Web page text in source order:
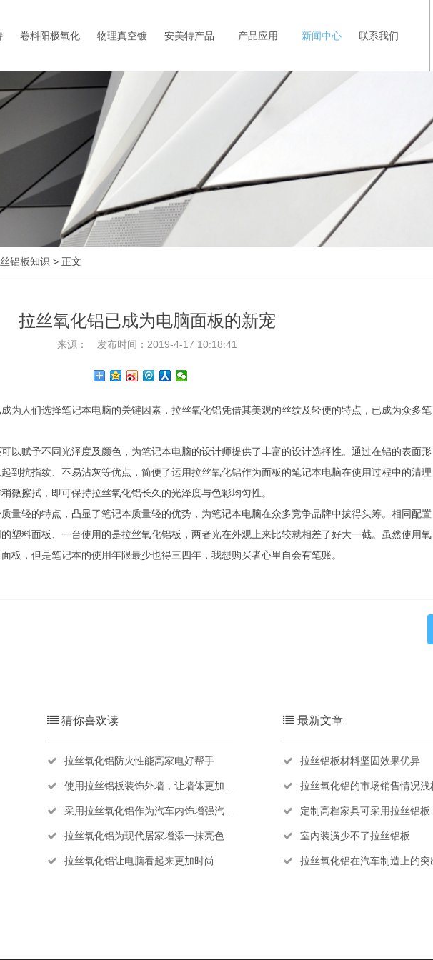
卷料阳极氧化 物理真空镀 安美特产品 产品应用 新闻中心 联系我们
铝板知识 > 正文
拉丝氧化铝已成为电脑面板的新宠
来源： 发布时间：2019-4-17 10:18:41
为人们选择笔记本电脑的关键因素，拉丝氧化铝凭借其美观的丝纹及轻便的特点，已成为众多笔
以赋予不同光泽度及颜色，为笔记本电脑的设计师提供了丰富的设计选择性。通过在铝的表面形
到抗指纹、不易沾灰等优点，简便了运用拉丝氧化铝作为面板的笔记本电脑在使用过程中的清理
微擦拭，即可保持拉丝氧化铝长久的光泽度与色彩均匀性。
量轻的特点，凸显了笔记本质量轻的优势，为笔记本电脑在众多竞争品牌中拔得头筹。相同配置
塑料面板、一台使用的是拉丝氧化铝板，两者光在外观上来比较就相差了好大一截。虽然使用氧
板，但是笔记本的使用年限最少也得三四年，我想购买者心里自会有笔账。
猜你喜欢读
拉丝氧化铝防火性能高家电好帮手
使用拉丝铝板装饰外墙，让墙体更加地好…
采用拉丝氧化铝作为汽车内饰增强汽车现…
拉丝氧化铝为现代居家增添一抹亮色
拉丝氧化铝让电脑看起来更加时尚
最新文章
拉丝铝板材料坚固效果优异
拉丝氧化铝的市场销售情况浅
定制高档家具可采用拉丝铝板
室内装潢少不了拉丝铝板
拉丝氧化铝在汽车制造上的突